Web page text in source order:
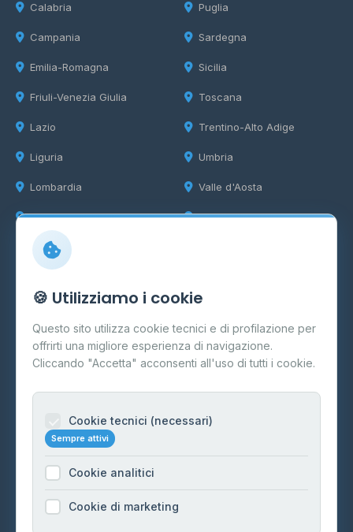
Calabria
Campania
Emilia-Romagna
Friuli-Venezia Giulia
Lazio
Liguria
Lombardia
Marche
Puglia
Sardegna
Sicilia
Toscana
Trentino-Alto Adige
Umbria
Valle d'Aosta
Veneto
Info
Cos'è il GPL
FAQ
Contatti
Informazioni legali
Cookie Policy
Preferenze Cookie
🍪 Utilizziamo i cookie
Questo sito utilizza cookie tecnici e di profilazione per
offrirti una migliore esperienza di navigazione.
Cliccando "Accetta" acconsenti all'uso di tutti i cookie.
Cookie tecnici (necessari)
Sempre attivi
Cookie analitici
Cookie di marketing